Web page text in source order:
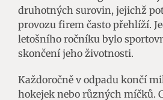
druhotných surovin, jejichž
provozu firem často přehlíží.
letošního ročníku bylo
skončení jeho životnosti.
Každoročně v odpadu končí
hokejek nebo různých míčků.